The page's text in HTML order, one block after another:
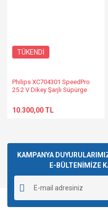
TÜKENDİ
Philips XC704301 SpeedPro
25.2 V Dikey Şarjlı Süpürge
10.300,00 TL
KAMPANYA
E-BÜLTENİMİZE